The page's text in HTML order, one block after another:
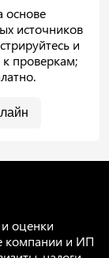
основе
источников
и
проверкам;
оценки
компании и ИП